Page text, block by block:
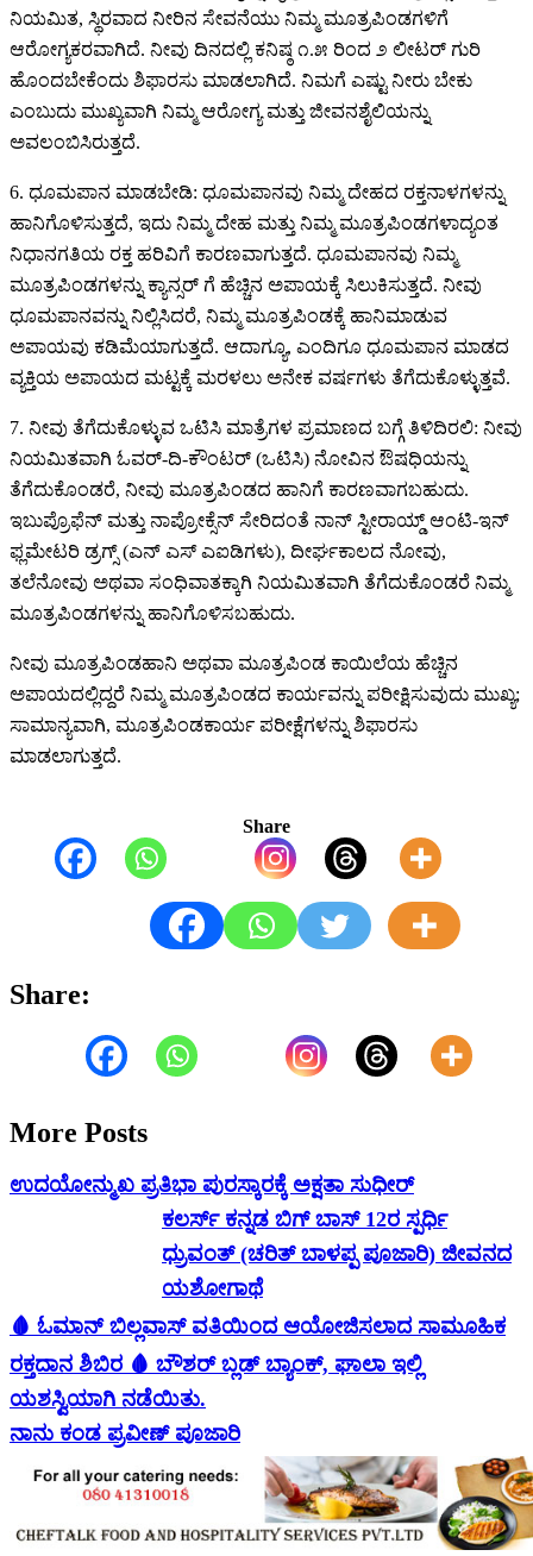
ನಿಯಮಿತ, ಸ್ಥಿರವಾದ ನೀರಿನ ಸೇವನೆಯು ನಿಮ್ಮ ಮೂತ್ರಪಿಂಡಗಳಿಗೆ
ಆರೋಗ್ಯಕರವಾಗಿದೆ. ನೀವು ದಿನದಲ್ಲಿ ಕನಿಷ್ಠ ೧.೫ ರಿಂದ ೨ ಲೀಟರ್ ಗುರಿ
ಹೊಂದಬೇಕೆಂದು ಶಿಫಾರಸು ಮಾಡಲಾಗಿದೆ. ನಿಮಗೆ ಎಷ್ಟು ನೀರು ಬೇಕು
ಎಂಬುದು ಮುಖ್ಯವಾಗಿ ನಿಮ್ಮ ಆರೋಗ್ಯ ಮತ್ತು ಜೀವನಶೈಲಿಯನ್ನು
ಅವಲಂಬಿಸಿರುತ್ತದೆ.
6. ಧೂಮಪಾನ ಮಾಡಬೇಡಿ: ಧೂಮಪಾನವು ನಿಮ್ಮ ದೇಹದ ರಕ್ತನಾಳಗಳನ್ನು
ಹಾನಿಗೊಳಿಸುತ್ತದೆ, ಇದು ನಿಮ್ಮ ದೇಹ ಮತ್ತು ನಿಮ್ಮ ಮೂತ್ರಪಿಂಡಗಳಾದ್ಯಂತ
ನಿಧಾನಗತಿಯ ರಕ್ತ ಹರಿವಿಗೆ ಕಾರಣವಾಗುತ್ತದೆ. ಧೂಮಪಾನವು ನಿಮ್ಮ
ಮೂತ್ರಪಿಂಡಗಳನ್ನು ಕ್ಯಾನ್ಸರ್ ಗೆ ಹೆಚ್ಚಿನ ಅಪಾಯಕ್ಕೆ ಸಿಲುಕಿಸುತ್ತದೆ. ನೀವು
ಧೂಮಪಾನವನ್ನು ನಿಲ್ಲಿಸಿದರೆ, ನಿಮ್ಮ ಮೂತ್ರಪಿಂಡಕ್ಕೆ ಹಾನಿಮಾಡುವ
ಅಪಾಯವು ಕಡಿಮೆಯಾಗುತ್ತದೆ. ಆದಾಗ್ಯೂ, ಎಂದಿಗೂ ಧೂಮಪಾನ ಮಾಡದ
ವ್ಯಕ್ತಿಯ ಅಪಾಯದ ಮಟ್ಟಕ್ಕೆ ಮರಳಲು ಅನೇಕ ವರ್ಷಗಳು ತೆಗೆದುಕೊಳ್ಳುತ್ತವೆ.
7. ನೀವು ತೆಗೆದುಕೊಳ್ಳುವ ಒಟಿಸಿ ಮಾತ್ರೆಗಳ ಪ್ರಮಾಣದ ಬಗ್ಗೆ ತಿಳಿದಿರಲಿ: ನೀವು
ನಿಯಮಿತವಾಗಿ ಓವರ್-ದಿ-ಕೌಂಟರ್ (ಒಟಿಸಿ) ನೋವಿನ ಔಷಧಿಯನ್ನು
ತೆಗೆದುಕೊಂಡರೆ, ನೀವು ಮೂತ್ರಪಿಂಡದ ಹಾನಿಗೆ ಕಾರಣವಾಗಬಹುದು.
ಇಬುಪ್ರೊಫೆನ್ ಮತ್ತು ನಾಪ್ರೋಕ್ಸೆನ್ ಸೇರಿದಂತೆ ನಾನ್ ಸ್ಟೀರಾಯ್ಡ್ ಆಂಟಿ-ಇನ್
ಫ್ಲಮೇಟರಿ ಡ್ರಗ್ಸ್ (ಎನ್ ಎಸ್ ಎಐಡಿಗಳು), ದೀರ್ಘಕಾಲದ ನೋವು,
ತಲೆನೋವು ಅಥವಾ ಸಂಧಿವಾತಕ್ಕಾಗಿ ನಿಯಮಿತವಾಗಿ ತೆಗೆದುಕೊಂಡರೆ ನಿಮ್ಮ
ಮೂತ್ರಪಿಂಡಗಳನ್ನು ಹಾನಿಗೊಳಿಸಬಹುದು.
ನೀವು ಮೂತ್ರಪಿಂಡಹಾನಿ ಅಥವಾ ಮೂತ್ರಪಿಂಡ ಕಾಯಿಲೆಯ ಹೆಚ್ಚಿನ
ಅಪಾಯದಲ್ಲಿದ್ದರೆ ನಿಮ್ಮ ಮೂತ್ರಪಿಂಡದ ಕಾರ್ಯವನ್ನು ಪರೀಕ್ಷಿಸುವುದು ಮುಖ್ಯ;
ಸಾಮಾನ್ಯವಾಗಿ, ಮೂತ್ರಪಿಂಡಕಾರ್ಯ ಪರೀಕ್ಷೆಗಳನ್ನು ಶಿಫಾರಸು
ಮಾಡಲಾಗುತ್ತದೆ.
Share
Share:
More Posts
ಉದಯೋನ್ಮುಖ ಪ್ರತಿಭಾ ಪುರಸ್ಕಾರಕ್ಕೆ ಅಕ್ಷತಾ ಸುಧೀರ್
ಕಲರ್ಸ್ ಕನ್ನಡ ಬಿಗ್ ಬಾಸ್ 12ರ ಸ್ಪರ್ಧಿ
ಧ್ರುವಂತ್ (ಚರಿತ್ ಬಾಳಪ್ಪ ಪೂಜಾರಿ) ಜೀವನದ
ಯಶೋಗಾಥೆ
🩸 ಓಮಾನ್ ಬಿಲ್ಲವಾಸ್ ವತಿಯಿಂದ ಆಯೋಜಿಸಲಾದ ಸಾಮೂಹಿಕ
ರಕ್ತದಾನ ಶಿಬಿರ 🩸 ಬೌಶರ್ ಬ್ಲಡ್ ಬ್ಯಾಂಕ್, ಘಾಲಾ ಇಲ್ಲಿ
ಯಶಸ್ವಿಯಾಗಿ ನಡೆಯಿತು.
ನಾನು ಕಂಡ ಪ್ರವೀಣ್ ಪೂಜಾರಿ